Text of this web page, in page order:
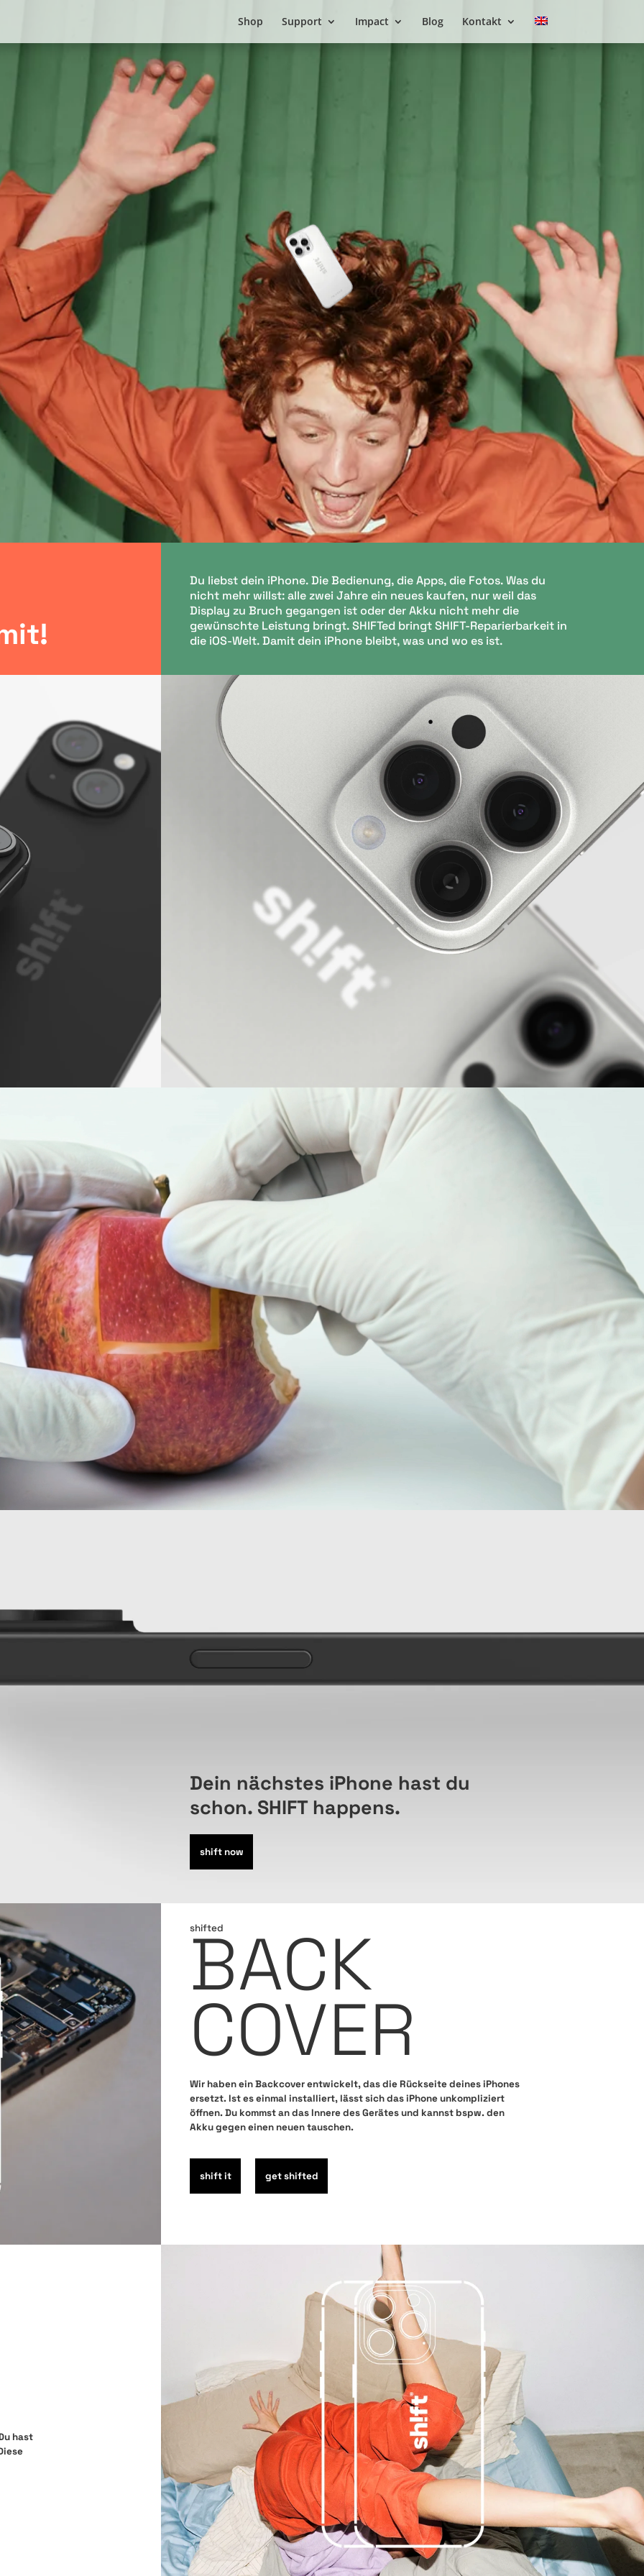
Shop Support Impact Blog Kontakt
Du liebst dein iPhone. Die Bedienung, die Apps, die Fotos. Was du
nicht mehr willst: alle zwei Jahre ein neues kaufen, nur weil das
Display zu Bruch gegangen ist oder der Akku nicht mehr die
gewünschte Leistung bringt. SHIFTed bringt SHIFT-Reparierbarkeit in
die iOS-Welt. Damit dein iPhone bleibt, was und wo es ist.
Dein nächstes iPhone hast du
schon. SHIFT happens.
shift now
shifted
BACK
COVER
Wir haben ein Backcover entwickelt, das die Rückseite deines iPhones
ersetzt. Ist es einmal installiert, lässt sich das iPhone unkompliziert
öffnen. Du kommst an das Innere des Gerätes und kannst bspw. den
Akku gegen einen neuen tauschen.
shift it get shifted
hast